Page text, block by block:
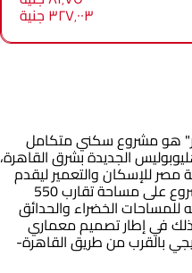
٣٢٧٬٠٠٣ جنية
هو مشروع سكني متكامل
الجديدة بشرق القاهرة،
للإسكان والتعمير ليقدم
أسلوب حياة عصريًا وفاخرًا. يمتد المشروع على مساحة تقارب 550
الخضراء والحدائق
في إطار تصميم معماري
بالقرب من طريق القاهرة-